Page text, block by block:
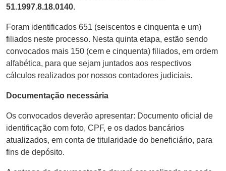
51.1997.8.18.0140.
Foram identificados 651 (seiscentos e cinquenta e um)
filiados neste processo. Nesta quinta etapa, estão sendo
convocados mais 150 (cem e cinquenta) filiados, em ordem
alfabética, para que sejam juntados aos respectivos
cálculos realizados por nossos contadores judiciais.
Documentação necessária
Os convocados deverão apresentar: Documento oficial de
identificação com foto, CPF, e os dados bancários
atualizados, em conta de titularidade do beneficiário, para
fins de depósito.